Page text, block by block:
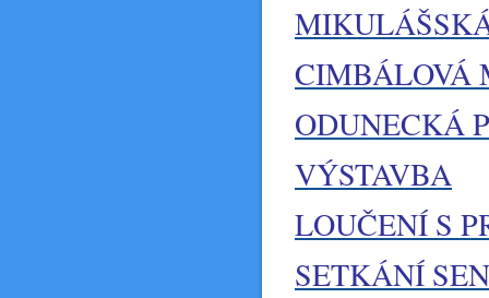
CIMBÁLOVÁ
ODUNECKÁ
VÝSTAVBA
LOUČENÍ S
SETKÁNÍ